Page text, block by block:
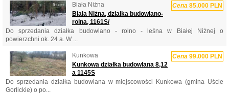
Biała Niżna Cena 85.000 PLN
Biała Niżna, działka budowlano-
rolna, 1161S/
Do sprzedania działka budowlano - rolno - leśna w Białej Niżnej o
powierzchni ok. 24 a. W ...
Kunkowa Cena 99.000 PLN
Kunkowa działka budowlana 8,12
a 1145S
Do sprzedania działka budowlana w miejscowości Kunkowa (gmina Uście
Gorlickie) o po...